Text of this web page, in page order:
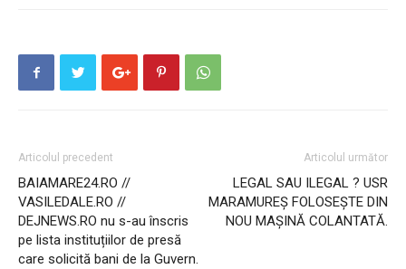
Articolul precedent
BAIAMARE24.RO //
VASILEDALE.RO //
DEJNEWS.RO nu s-au înscris
pe lista instituțiilor de presă
care solicită bani de la Guvern.
Articolul următor
LEGAL SAU ILEGAL ? USR
MARAMUREȘ FOLOSEȘTE DIN
NOU MAȘINĂ COLANTATĂ.